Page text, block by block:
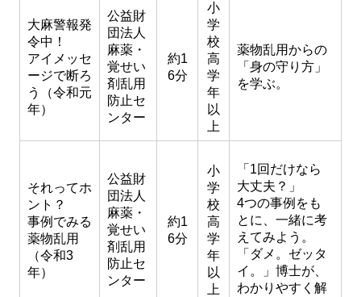
大麻警報発
令中！
アイメッセ
ージで断ろ
う（令和元
年）
公益財
団法人
麻薬・
覚せい
剤乱用
防止セ
ンター
約1
6分
小
学
校
高
学
年
以
上
薬物乱用からの
「身の守り方」
を学ぶ。
それってホ
ント？
事例でみる
薬物乱用
（令和3
年）
公益財
団法人
麻薬・
覚せい
剤乱用
防止セ
ンター
約1
6分
小
学
校
高
学
年
以
上
「1回だけなら
大丈夫？」
4つの事例をも
とに、一緒に考
えてみよう。
「ダメ。ゼッタ
イ。」博士が、
わかりやすく解